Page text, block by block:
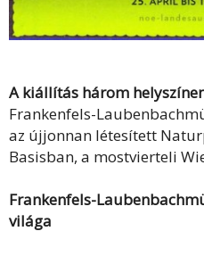
A kiállítás három
Frankenfels-
az újjonnan létesített
Basisban, a mostvierteli
Frankenfels-
világa